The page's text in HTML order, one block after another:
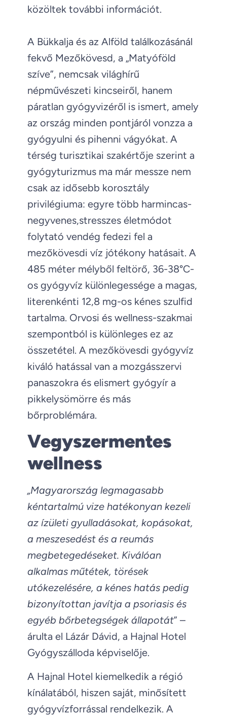
közöltek további információt.
A Bükkalja és az Alföld találkozásánál
fekvő Mezőkövesd, a „Matyóföld
szíve”, nemcsak világhírű
népművészeti kincseiről, hanem
páratlan gyógyvizéről is ismert, amely
az ország minden pontjáról vonzza a
gyógyulni és pihenni vágyókat. A
térség turisztikai szakértője szerint a
gyógyturizmus ma már messze nem
csak az idősebb korosztály
privilégiuma: egyre több harmincas-
negyvenes,stresszes életmódot
folytató vendég fedezi fel a
mezőkövesdi víz jótékony hatásait. A
485 méter mélyből feltörő, 36-38°C-
os gyógyvíz különlegessége a magas,
literenkénti 12,8 mg-os kénes szulfid
tartalma. Orvosi és wellness-szakmai
szempontból is különleges ez az
összetétel. A mezőkövesdi gyógyvíz
kiváló hatással van a mozgásszervi
panaszokra és elismert gyógyír a
pikkelysömörre és más
bőrproblémára.
Vegyszermentes
wellness
„Magyarország legmagasabb
kéntartalmú vize hatékonyan kezeli
az ízületi gyulladásokat, kopásokat,
a meszesedést és a reumás
megbetegedéseket. Kiválóan
alkalmas műtétek, törések
utókezelésére, a kénes hatás pedig
bizonyítottan javítja a psoriasis és
egyéb bőrbetegségek állapotát” –
árulta el Lázár Dávid, a Hajnal Hotel
Gyógyszálloda képviselője.
A Hajnal Hotel kiemelkedik a régió
kínálatából, hiszen saját, minősített
gyógyvízforrással rendelkezik. A